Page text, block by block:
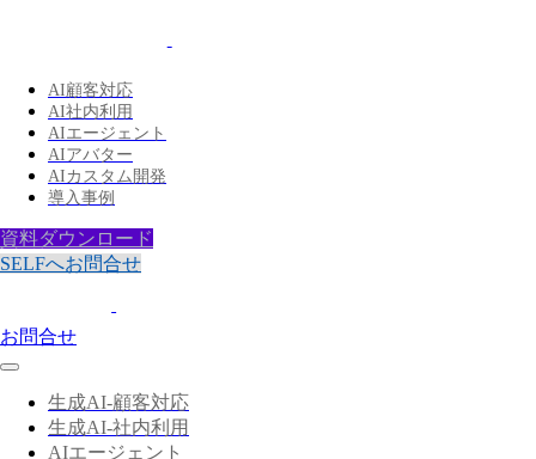
AI顧客対応
AI社内利用
AIエージェント
AIアバター
AIカスタム開発
導入事例
資料ダウンロード
SELFへお問合せ
お問合せ
生成AI-顧客対応
生成AI-社内利用
AIエージェント